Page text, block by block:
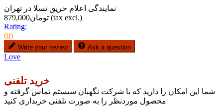
نمایندگی اعلام حریق تسلا در تهران
تومان879,000 (tax excl.)
Rating:
(0)
Write your review Ask a question
Love
خرید تلفنی
شما این امکان را دارید که با شرکت نگهبان سیستم تماس گرفته و
محصول موردنظر را به صورت تلفنی خریداری کنید